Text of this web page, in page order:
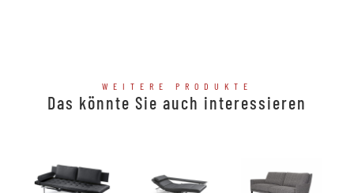
WEITERE PRODUKTE
Das könnte Sie auch interessieren